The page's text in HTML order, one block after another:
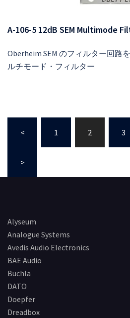
A-106-5 12dB SEM Multimode
Oberheim SEM のフィルター回路
ルチモード・フィルター
ゲ
ョ
ン
< 1 2 3
>
Alyseum
Analogue Systems
Avedis Audio Electronics
BAE Audio
Buchla
DATO
Doepfer
Dreadbox